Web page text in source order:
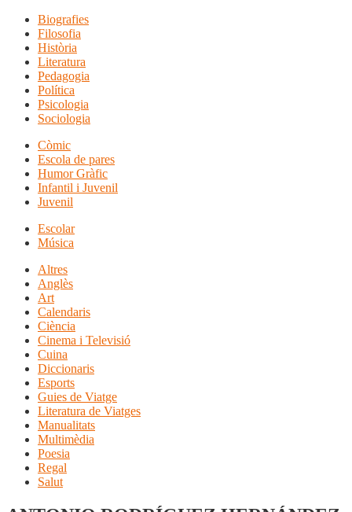
Biografies
Filosofia
Història
Literatura
Pedagogia
Política
Psicologia
Sociologia
Còmic
Escola de pares
Humor Gràfic
Infantil i Juvenil
Juvenil
Escolar
Música
Altres
Anglès
Art
Calendaris
Ciència
Cinema i Televisió
Cuina
Diccionaris
Esports
Guies de Viatge
Literatura de Viatges
Manualitats
Multimèdia
Poesia
Regal
Salut